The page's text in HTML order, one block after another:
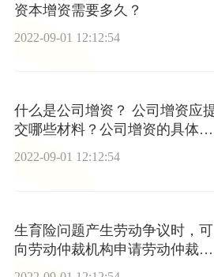
资本增资需要多久？
2022-09-01 12:12:54
什么是公司增资？ 公司增资应提
交哪些材料？公司增资的具体流
程是那些？
2022-09-01 12:12:54
生育险问题产生劳动争议时，可
向劳动仲裁机构申请劳动仲裁期